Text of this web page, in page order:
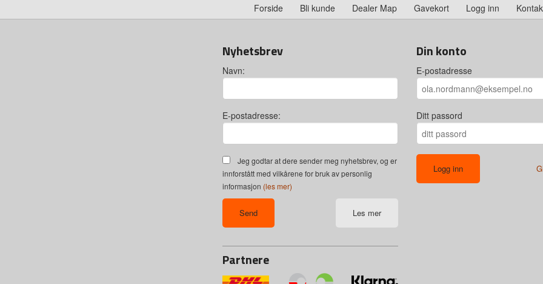
Forside Bli kunde Dealer Map Gavekort Logg inn
Nyhetsbrev
Navn:
E-postadresse:
Jeg godtar at dere sender meg nyhetsbrev, og er
innforstått med vilkårene for bruk av personlig
informasjon (les mer)
Les mer
Partnere
Din konto
E-postadresse
Ditt passord